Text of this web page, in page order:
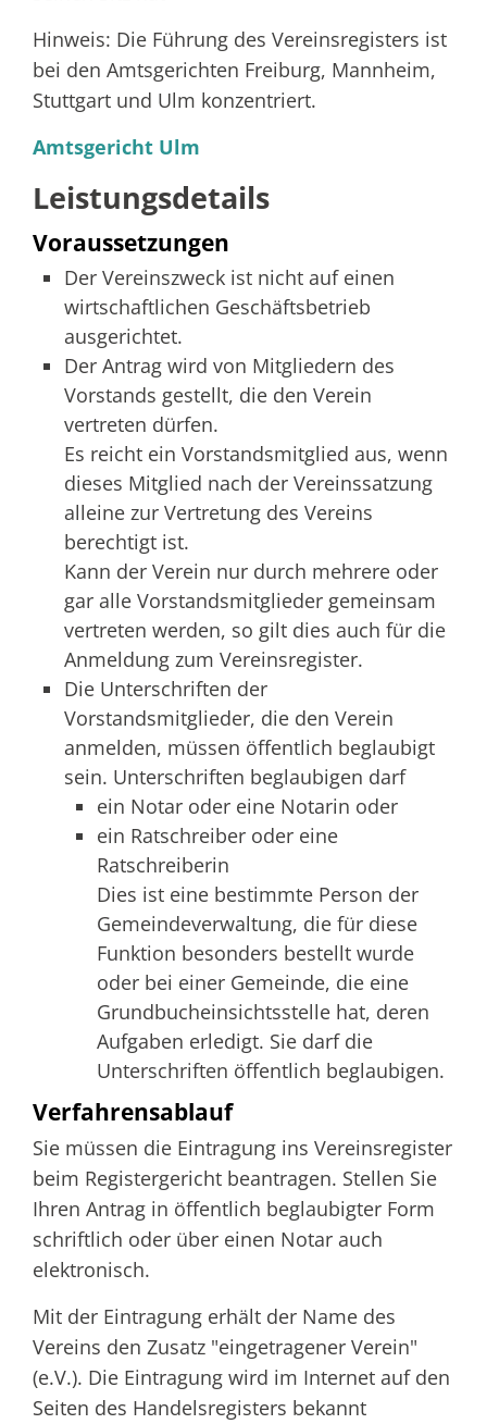
Hinweis: Die Führung des Vereinsregisters ist
bei den Amtsgerichten Freiburg, Mannheim,
Stuttgart und Ulm konzentriert.
Amtsgericht Ulm
Leistungsdetails
Voraussetzungen
Der Vereinszweck ist nicht auf einen
wirtschaftlichen Geschäftsbetrieb
ausgerichtet.
Der Antrag wird von Mitgliedern des
Vorstands gestellt, die den Verein
vertreten dürfen.
Es reicht ein Vorstandsmitglied aus, wenn
dieses Mitglied nach der Vereinssatzung
alleine zur Vertretung des Vereins
berechtigt ist.
Kann der Verein nur durch mehrere oder
gar alle Vorstandsmitglieder gemeinsam
vertreten werden, so gilt dies auch für die
Anmeldung zum Vereinsregister.
Die Unterschriften der
Vorstandsmitglieder, die den Verein
anmelden, müssen öffentlich beglaubigt
sein. Unterschriften beglaubigen darf
ein Notar oder eine Notarin oder
ein Ratschreiber oder eine
Ratschreiberin
Dies ist eine bestimmte Person der
Gemeindeverwaltung, die für diese
Funktion besonders bestellt wurde
oder bei einer Gemeinde, die eine
Grundbucheinsichtsstelle hat, deren
Aufgaben erledigt. Sie darf die
Unterschriften öffentlich beglaubigen.
Verfahrensablauf
Sie müssen die Eintragung ins Vereinsregister
beim Registergericht beantragen. Stellen Sie
Ihren Antrag in öffentlich beglaubigter Form
schriftlich oder über einen Notar auch
elektronisch.
Mit der Eintragung erhält der Name des
Vereins den Zusatz "eingetragener Verein"
(e.V.). Die Eintragung wird im Internet auf den
Seiten des Handelsregisters bekannt